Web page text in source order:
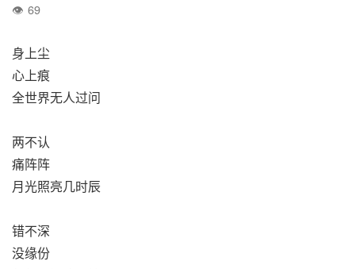
69
身上尘
心上痕
全世界无人过问
两不认
痛阵阵
月光照亮几时辰
错不深
没缘份